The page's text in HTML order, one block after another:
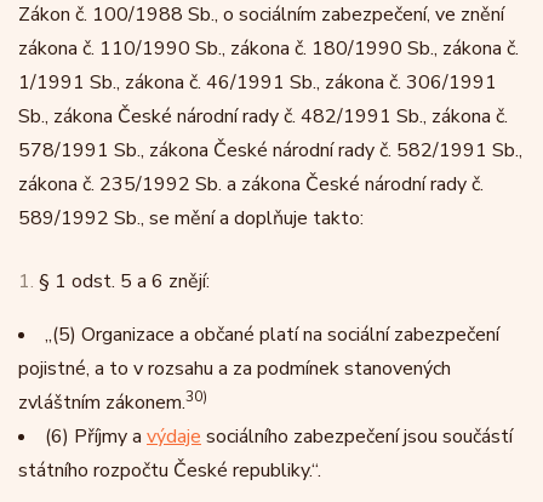
Zákon č. 100/1988 Sb., o sociálním zabezpečení, ve znění
zákona č. 110/1990 Sb., zákona č. 180/1990 Sb., zákona č.
1/1991 Sb., zákona č. 46/1991 Sb., zákona č. 306/1991
Sb., zákona České národní rady č. 482/1991 Sb., zákona č.
578/1991 Sb., zákona České národní rady č. 582/1991 Sb.,
zákona č. 235/1992 Sb. a zákona České národní rady č.
589/1992 Sb., se mění a doplňuje takto:
1. § 1 odst. 5 a 6 znějí:
„(5) Organizace a občané platí na sociální zabezpečení
pojistné, a to v rozsahu a za podmínek stanovených
zvláštním zákonem.30)
(6) Příjmy a výdaje sociálního zabezpečení jsou součástí
státního rozpočtu České republiky.“.